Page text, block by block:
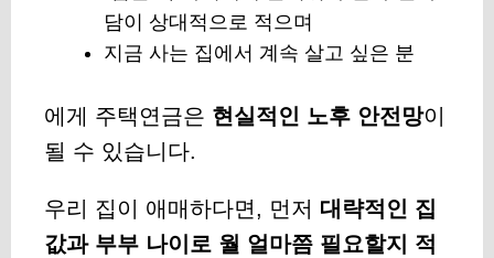
담이 상대적으로 적으며
지금 사는 집에서 계속 살고 싶은 분
에게 주택연금은 현실적인 노후 안전망이
될 수 있습니다.
우리 집이 애매하다면, 먼저 대략적인 집
값과 부부 나이로 월 얼마쯤 필요할지 적